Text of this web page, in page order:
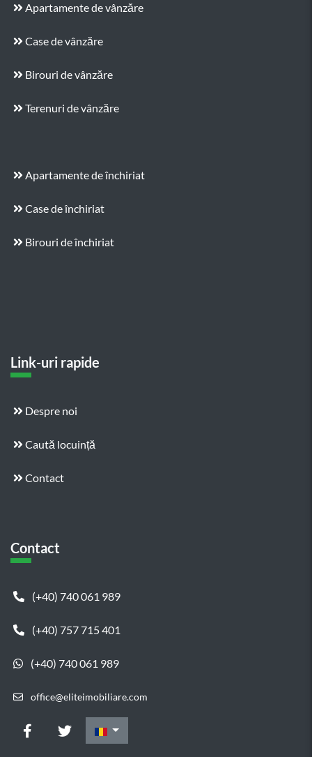
Apartamente de vânzăre
Case de vânzăre
Birouri de vânzăre
Terenuri de vânzăre
Apartamente de închiriat
Case de închiriat
Birouri de închiriat
Link-uri rapide
Despre noi
Caută locuință
Contact
Contact
(+40) 740 061 989
(+40) 757 715 401
(+40) 740 061 989
office@eliteimobiliare.com